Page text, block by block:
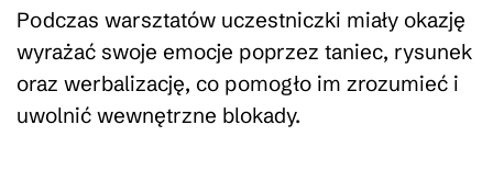
Podczas warsztatów uczestniczki miały okazję
wyrażać swoje emocje poprzez taniec, rysunek
oraz werbalizację, co pomogło im zrozumieć i
uwolnić wewnętrzne blokady.